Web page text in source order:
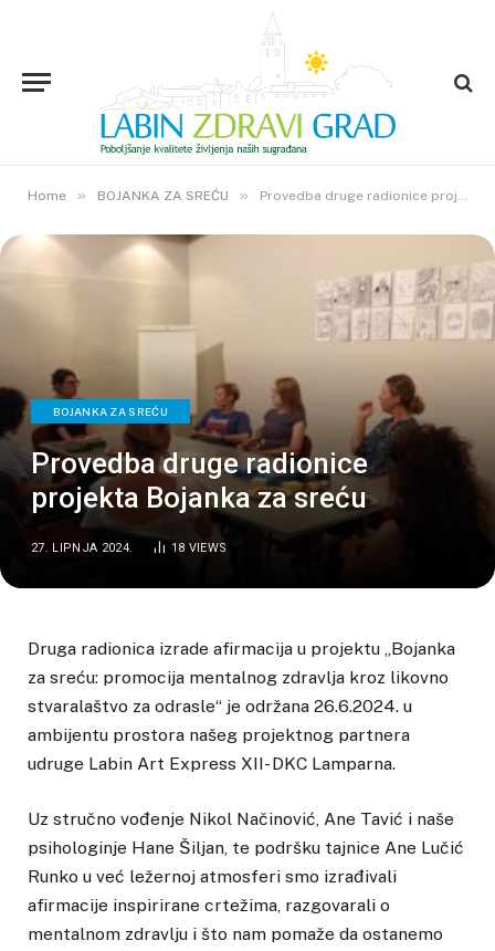
Home » BOJANKA ZA SREĆU » Provedba druge radionice projekta Bojanka za sreću
BOJANKA ZA SREĆU
Provedba druge radionice
projekta Bojanka za sreću
27. LIPNJA 2024. 18 VIEWS
Druga radionica izrade afirmacija u projektu „Bojanka
za sreću: promocija mentalnog zdravlja kroz likovno
stvaralaštvo za odrasle“ je održana 26.6.2024. u
ambijentu prostora našeg projektnog partnera
udruge Labin Art Express XII- DKC Lamparna.
Uz stručno vođenje Nikol Načinović, Ane Tavić i naše
psihologinje Hane Šiljan, te podršku tajnice Ane Lučić
Runko u već ležernoj atmosferi smo izrađivali
afirmacije inspirirane crtežima, razgovarali o
mentalnom zdravlju i što nam pomaže da ostanemo